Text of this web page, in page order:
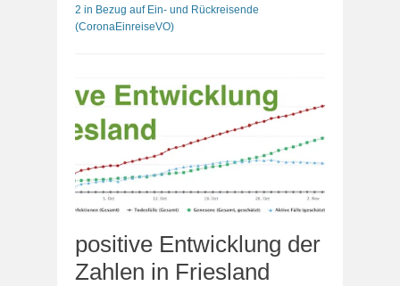
2 in Bezug auf Ein- und Rückreisende
(CoronaEinreiseVO)
positive Entwicklung der
Zahlen in Friesland